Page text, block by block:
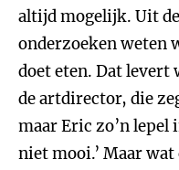
altijd mogelijk. Uit
onderzoeken weten
doet eten. Dat levert
de artdirector, die
maar Eric zo’n
niet mooi.’ Maar